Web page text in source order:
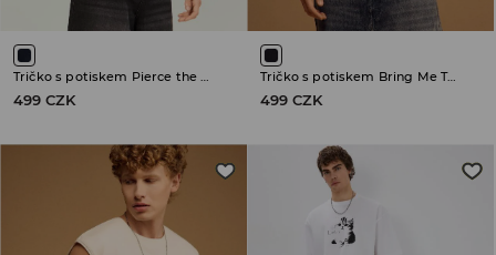
Tričko s potiskem Pierce the Veil
499 CZK
Tričko s potiskem Bring Me The Horizon
499 CZK